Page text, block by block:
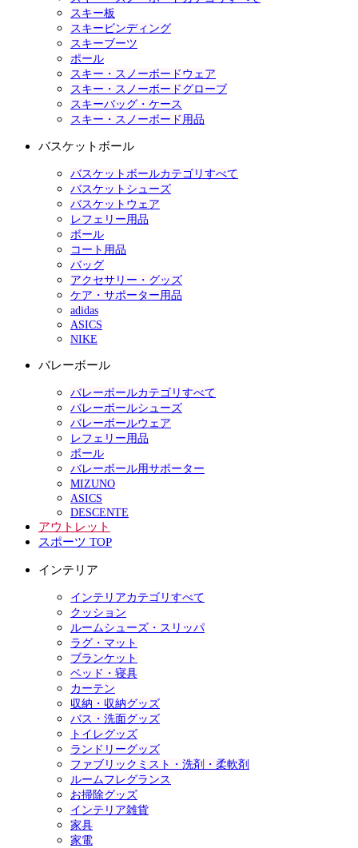
スキー板
スキービンディング
スキーブーツ
ポール
スキー・スノーボードウェア
スキー・スノーボードグローブ
スキーバッグ・ケース
スキー・スノーボード用品
バスケットボール
バスケットボールカテゴリすべて
バスケットシューズ
バスケットウェア
レフェリー用品
ボール
コート用品
バッグ
アクセサリー・グッズ
ケア・サポーター用品
adidas
ASICS
NIKE
バレーボール
バレーボールカテゴリすべて
バレーボールシューズ
バレーボールウェア
レフェリー用品
ボール
バレーボール用サポーター
MIZUNO
ASICS
DESCENTE
アウトレット
スポーツ TOP
インテリア
インテリアカテゴリすべて
クッション
ルームシューズ・スリッパ
ラグ・マット
ブランケット
ベッド・寝具
カーテン
収納・収納グッズ
バス・洗面グッズ
トイレグッズ
ランドリーグッズ
ファブリックミスト・洗剤・柔軟剤
ルームフレグランス
お掃除グッズ
インテリア雑貨
家具
家電